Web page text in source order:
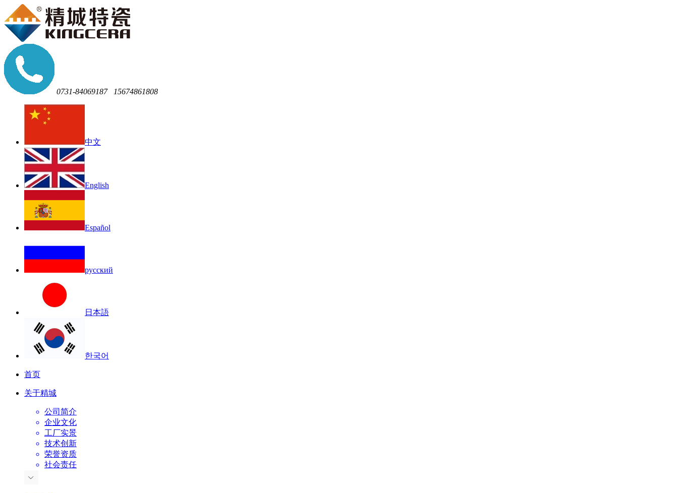
0731-84069187 15674861808
中文
English
Español
русский
日本語
한국어
首页
关于精城
公司简介
企业文化
工厂实景
技术创新
荣誉资质
社会责任